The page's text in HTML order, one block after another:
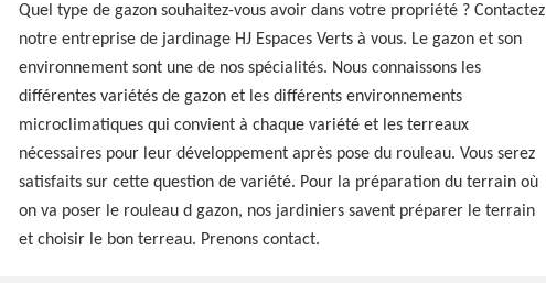
de gazon
Sur
58240, HJ Espaces Verts peut
Quel type de gazon souhaitez-vous avoir dans votre propriété ? Contactez
notre entreprise de jardinage HJ Espaces Verts à vous. Le gazon et son
environnement sont une de nos spécialités. Nous connaissons les
différentes variétés de gazon et les différents environnements
microclimatiques qui convient à chaque variété et les terreaux
nécessaires pour leur développement après pose du rouleau. Vous serez
satisfaits sur cette question de variété. Pour la préparation du terrain où
on va poser le rouleau d gazon, nos jardiniers savent préparer le terrain
et choisir le bon terreau. Prenons contact.